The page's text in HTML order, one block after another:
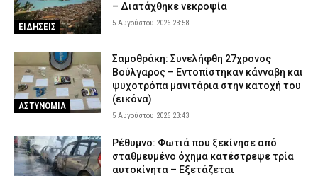
ΑΣΤΥΝΟΜΙΑ 5 Αυγούστου 2026 17:31
Σοκαριστικό βίντεο: Η στιγμή που η φωτιά εισβάλλει στο Πόρτο
ΕΙΔΗΣΕΙΣ 5 Αυγούστου 2026 17:18
ΕΙΔΗΣΕΙΣ
– Διατάχθηκε νεκροψία
5 Αυγούστου 2026 23:58
ΑΣΤΥΝΟΜΙΑ
Σαμοθράκη: Συνελήφθη 27χρονος
Βούλγαρος – Εντοπίστηκαν κάνναβη και
ψυχοτρόπα μανιτάρια στην κατοχή του
(εικόνα)
5 Αυγούστου 2026 23:43
Ρέθυμνο: Φωτιά που ξεκίνησε από
σταθμευμένο όχημα κατέστρεψε τρία
αυτοκίνητα – Εξετάζεται